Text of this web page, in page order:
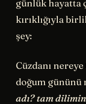
günlük hayatta
kırıklığıyla
şey:
Cüzdanı
doğum gününü
adı? tam